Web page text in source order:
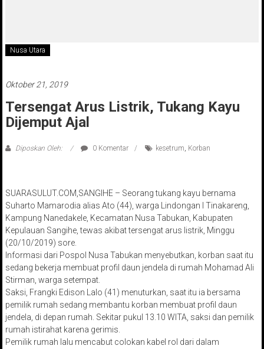
Nusa Utara
Oktober 21, 2019
Tersengat Arus Listrik, Tukang Kayu
Dijemput Ajal
Diposkan Oleh: 0 Komentar kesetrum, Korban
SUARASULUT.COM,SANGIHE – Seorang tukang kayu bernama
Suharto Mamarodia alias Ato (44), warga Lindongan I Tinakareng,
Kampung Nanedakele, Kecamatan Nusa Tabukan, Kabupaten
Kepulauan Sangihe, tewas akibat tersengat arus listrik, Minggu
(20/10/2019) sore.
Informasi dari Pospol Nusa Tabukan menyebutkan, korban saat itu
sedang bekerja membuat profil daun jendela di rumah Mohamad Ali
Stirman, warga setempat.
Saksi, Frangki Edison Lalo (41) menuturkan, saat itu ia bersama
pemilik rumah sedang membantu korban membuat profil daun
jendela, di depan rumah. Sekitar pukul 13.10 WITA, saksi dan pemilik
rumah istirahat karena gerimis.
Pemilik rumah lalu mencabut colokan kabel rol dari dalam